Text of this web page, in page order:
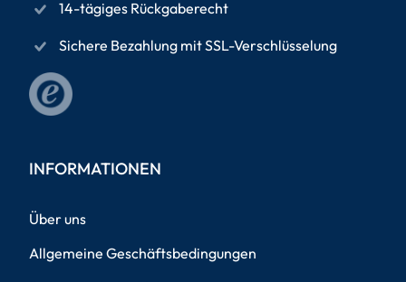
14-tägiges Rückgaberecht
Sichere Bezahlung mit SSL-Verschlüsselung
INFORMATIONEN
Über uns
Allgemeine Geschäftsbedingungen